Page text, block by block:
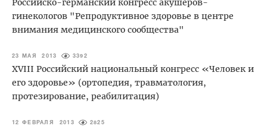
Российско-германский конгресс акушеров-
гинекологов "Репродуктивное здоровье в центре
внимания медицинского сообщества"
23 МАЯ 2013 3392
XVIII Российский национальный конгресс «Человек и
его здоровье» (ортопедия, травматология,
протезирование, реабилитация)
12 ФЕВРАЛЯ 2013 2825